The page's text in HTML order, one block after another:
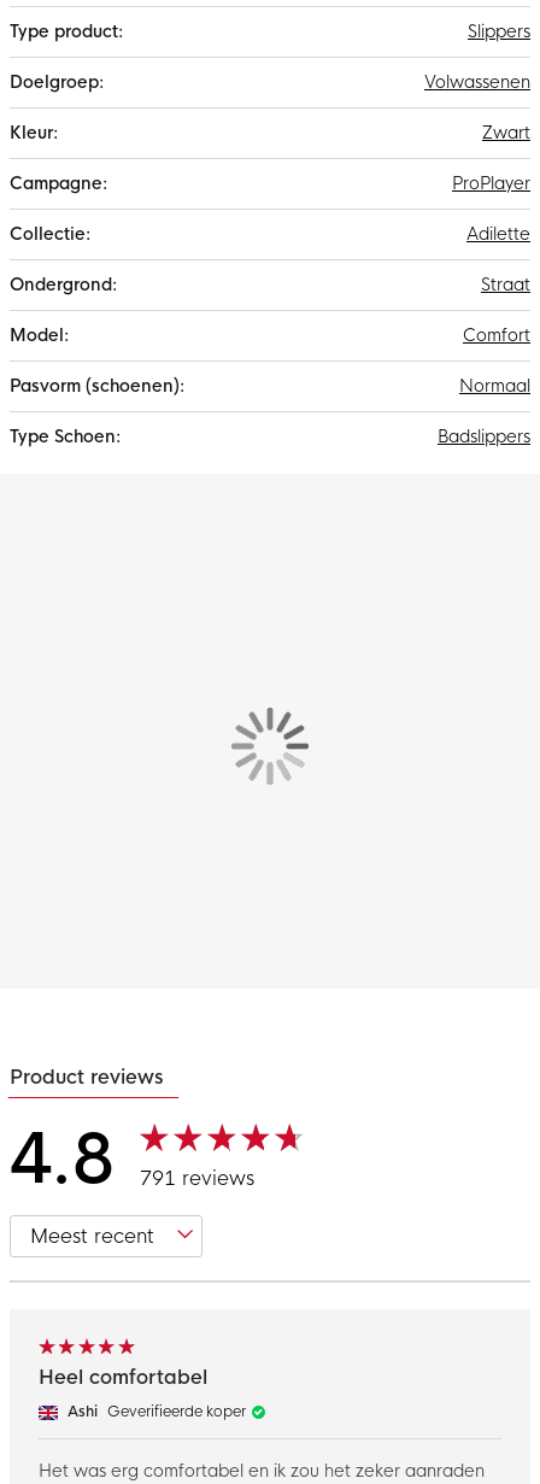
Slippers
Volwassenen
Zwart
ProPlayer
Adilette
Straat
Comfort
Normaal
Badslippers
Product reviews
4.8 791 reviews
Heel comfortabel
Ashi Geverifieerde koper
Het was erg comfortabel en ik zou het zeker aanraden